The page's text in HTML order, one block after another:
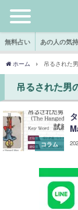
無料占い あの人の気
ホーム 吊るされた男
吊るされた男
コラム